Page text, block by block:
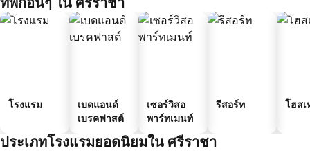
โรงแรม
เบดแอนด์
เบรคฟาสต์
เซอร์วิสอ
พาร์ทเมนท์
รีสอร์ท โฮสเ
ประเภทโรงแรมยอดนิยมใน ศรีราชา